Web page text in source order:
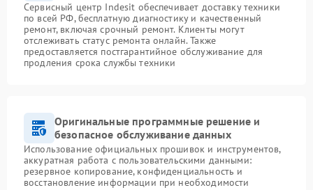
Сервисный центр Indesit обеспечивает доставку техники
по всей РФ, бесплатную диагностику и качественный
ремонт, включая срочный ремонт. Клиенты могут
отслеживать статус ремонта онлайн. Также
предоставляется постгарантийное обслуживание для
продления срока службы техники
Оригинальные программные решение и
безопасное обслуживание данных
Использование официальных прошивок и инструментов,
аккуратная работа с пользовательскими данными:
резервное копирование, конфиденциальность и
восстановление информации при необходимости